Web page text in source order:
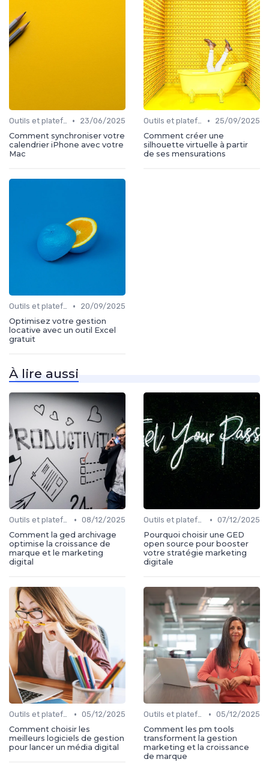
Outils et plateformes •
23/06/2025
Comment synchroniser votre
calendrier iPhone avec votre
Mac
Outils et plateformes •
25/09/2025
Comment créer une
silhouette virtuelle à partir
de ses mensurations
Outils et plateformes •
20/09/2025
Optimisez votre gestion
locative avec un outil Excel
gratuit
À lire aussi
Outils et plateformes • 08/12/2025
Comment la ged archivage
optimise la croissance de
marque et le marketing
digital
Outils et plateformes • 07/12/2025
Pourquoi choisir une GED
open source pour booster
votre stratégie marketing
digitale
Outils et plateformes • 05/12/2025
Comment choisir les
meilleurs logiciels de gestion
pour lancer un média digital
Outils et plateformes • 05/12/2025
Comment les pm tools
transforment la gestion
marketing et la croissance
de marque